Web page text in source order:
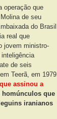
operação que
de seu
do Brasil
real que
jovem ministro-
de seis
Teerã, em 1979.
assinou a
homúnculos que
iranianos